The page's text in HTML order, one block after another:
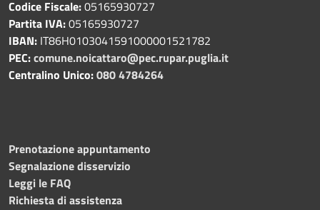
Codice Fiscale:05165930727
Partita IVA:05165930727
IBAN: IT86H0103041591000001521782
PEC:comune.noicattaro@pec.rupar.puglia.it
Centralino Unico:080 4784264
Prenotazione appuntamento
Segnalazione disservizio
Leggi le FAQ
Richiesta di assistenza